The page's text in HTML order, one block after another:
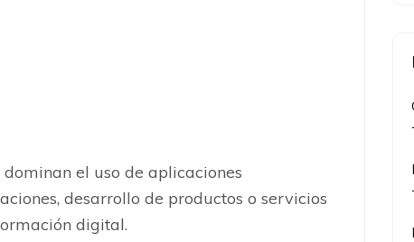
el uso de aplicaciones
desarrollo de productos o servicios
digital.